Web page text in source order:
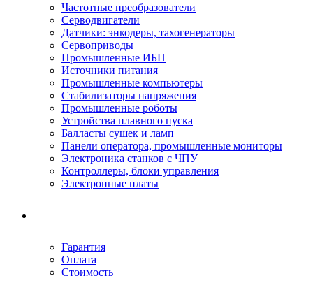
Частотные преобразователи
Серводвигатели
Датчики: энкодеры, тахогенераторы
Сервоприводы
Промышленные ИБП
Источники питания
Промышленные компьютеры
Стабилизаторы напряжения
Промышленные роботы
Устройства плавного пуска
Балласты сушек и ламп
Панели оператора, промышленные мониторы
Электроника станков с ЧПУ
Контроллеры, блоки управления
Электронные платы
Гарантия
Оплата
Стоимость